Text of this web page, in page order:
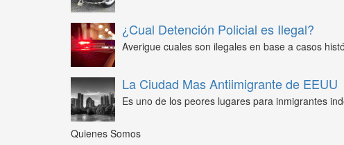
¿Cual Detención Policial es Ilegal?
Averigue cuales son ilegales en base a casos
La Ciudad Mas Antiimigrante de EEUU
Es uno de los peores lugares para inmigrantes
Quienes Somos